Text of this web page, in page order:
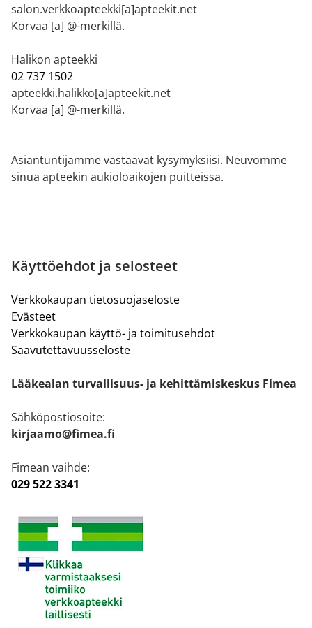
salon.verkkoapteekki[a]apteekit.net
Korvaa [a] @-merkillä.
Halikon apteekki
02 737 1502
apteekki.halikko[a]apteekit.net
Korvaa [a] @-merkillä.
Asiantuntijamme vastaavat kysymyksiisi. Neuvomme
sinua apteekin aukioloaikojen puitteissa.
Käyttöehdot ja selosteet
Verkkokaupan tietosuojaseloste
Evästeet
Verkkokaupan käyttö- ja toimitusehdot
Saavutettavuusseloste
Lääkealan turvallisuus- ja kehittämiskeskus Fimea
Sähköpostiosoite:
kirjaamo@fimea.fi
Fimean vaihde:
029 522 3341